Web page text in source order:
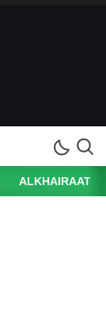
ALKHAIRAAT